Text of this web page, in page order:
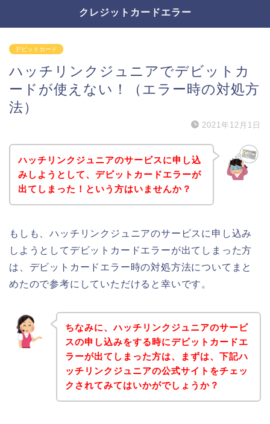
クレジットカードエラー
デビットカード
ハッチリンクジュニアでデビットカ
ードが使えない！（エラー時の対処方
法）
2021年12月1日
ハッチリンクジュニアのサービスに申し込
みしようとして、デビットカードエラーが
出てしまった！という方はいませんか？
もしも、ハッチリンクジュニアのサービスに申し込み
しようとしてデビットカードエラーが出てしまった方
は、デビットカードエラー時の対処方法についてまと
めたので参考にしていただけると幸いです。
ちなみに、ハッチリンクジュニアのサービ
スの申し込みをする時にデビットカードエ
ラーが出てしまった方は、まずは、下記ハ
ッチリンクジュニアの公式サイトをチェッ
クされてみてはいかがでしょうか？